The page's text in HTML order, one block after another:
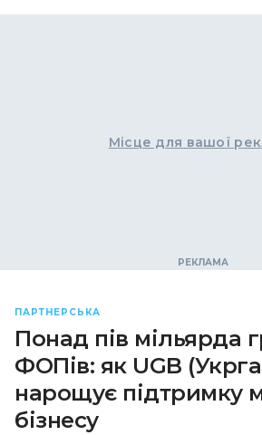
Місце для вашої
ПАРТНЕРСЬКА
Понад пів мільярда
ФОПів: як UGB
нарощує підтримку
бізнесу